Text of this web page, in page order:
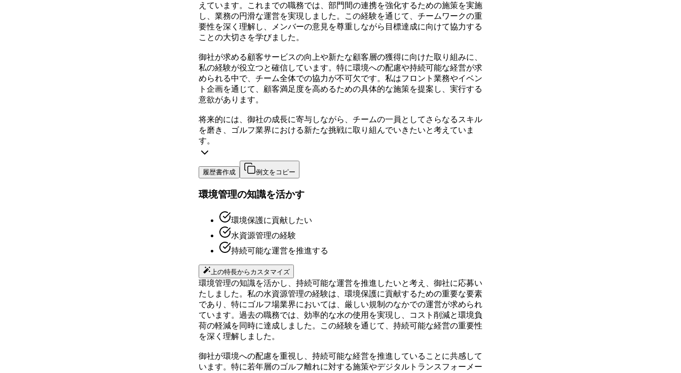
えています。これまでの職務では、部門間の連携を強化するための施策を実施
し、業務の円滑な運営を実現しました。この経験を通じて、チームワークの重
要性を深く理解し、メンバーの意見を尊重しながら目標達成に向けて協力する
ことの大切さを学びました。
御社が求める顧客サービスの向上や新たな顧客層の獲得に向けた取り組みに、
私の経験が役立つと確信しています。特に環境への配慮や持続可能な経営が求
められる中で、チーム全体での協力が不可欠です。私はフロント業務やイベン
ト企画を通じて、顧客満足度を高めるための具体的な施策を提案し、実行する
意欲があります。
将来的には、御社の成長に寄与しながら、チームの一員としてさらなるスキル
を磨き、ゴルフ業界における新たな挑戦に取り組んでいきたいと考えていま
す。
履歴書作成 例文をコピー
環境管理の知識を活かす
環境保護に貢献したい
水資源管理の経験
持続可能な運営を推進する
上の特長からカスタマイズ
環境管理の知識を活かし、持続可能な運営を推進したいと考え、御社に応募い
たしました。私の水資源管理の経験は、環境保護に貢献するための重要な要素
であり、特にゴルフ場業界においては、厳しい規制のなかでの運営が求められ
ています。過去の職務では、効率的な水の使用を実現し、コスト削減と環境負
荷の軽減を同時に達成しました。この経験を通じて、持続可能な経営の重要性
を深く理解しました。
御社が環境への配慮を重視し、持続可能な経営を推進していることに共感して
います。特に若年層のゴルフ離れに対する施策やデジタルトランスフォーメー